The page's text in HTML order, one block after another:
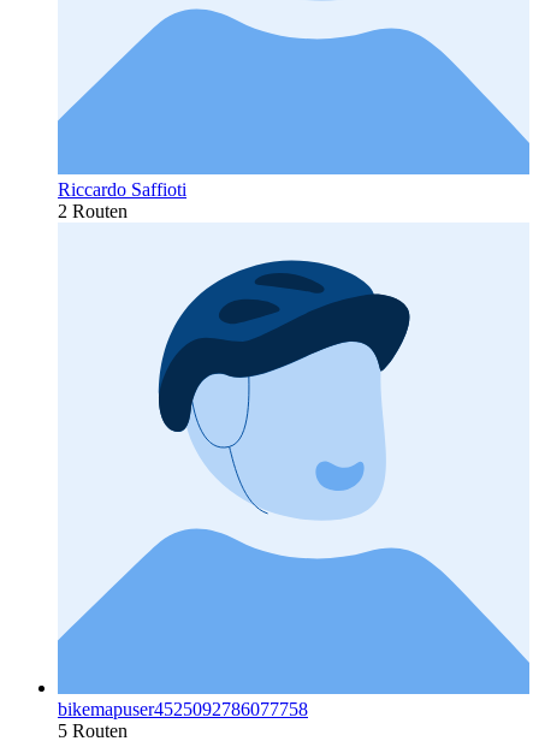
Riccardo Saffioti
2 Routen
bikemapuser4525092786077758
5 Routen